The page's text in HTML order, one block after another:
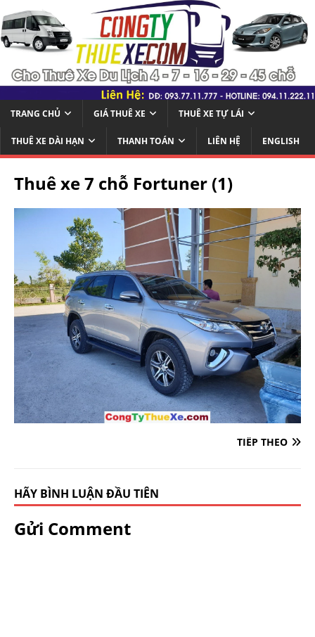
TRANG CHỦ GIÁ THUÊ XE THUÊ XE TỰ LÁI
THUÊ XE DÀI HẠN THANH TOÁN LIÊN HỆ ENGLISH
Thuê xe 7 chỗ Fortuner (1)
TIẾP THEO
HÃY BÌNH LUẬN ĐẦU TIÊN
Gửi Comment